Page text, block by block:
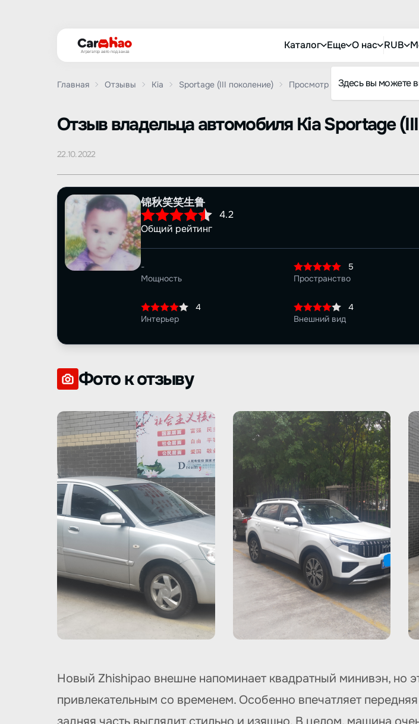
Агрегатор авто под заказ
Каталог Еще О нас RUB
Здесь вы можете
Главная Отзывы Kia Sportage (III поколение) Просмотр отзыва
Oтзыв владельца автомобиля Kia Sportage
22.10.2022
锦秋笑笑生鲁
4.2
Общий рейтинг
-
Мощность
5
Пространство
4
Интерьер
4
Внешний вид
Фото к отзыву
Новый Zhishipao внешне напоминает квадратный минивэн, но
привлекательным со временем. Особенно впечатляет